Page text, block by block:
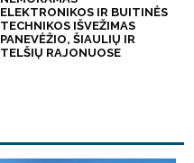
ELEKTRONIKOS IR BUITINĖS
TECHNIKOS IŠVEŽIMAS
PANEVĖŽIO, ŠIAULIŲ IR
TELŠIŲ RAJONUOSE